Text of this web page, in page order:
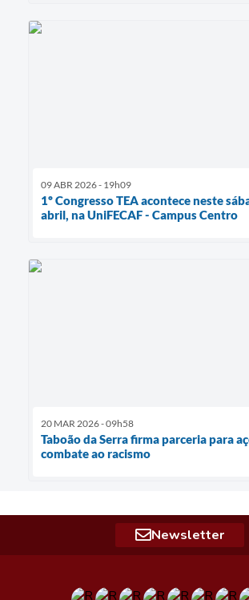
09 ABR 2026 - 19h09
1º Congresso TEA acontece neste
abril, na UniFECAF - Campus Centro
20 MAR 2026 - 09h58
Taboão da Serra firma parceria para
combate ao racismo
Newsletter